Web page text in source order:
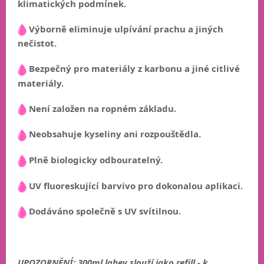
klimatických podmínek.
Výborně eliminuje ulpívání prachu a jiných
nečistot.
Bezpečný pro materiály z karbonu a jiné citlivé
materiály.
Není založen na ropném základu.
Neobsahuje kyseliny ani rozpouštědla.
Plně biologicky odbouratelný.
UV fluoreskující barvivo pro dokonalou aplikaci.
Dodáváno společně s UV svítilnou.